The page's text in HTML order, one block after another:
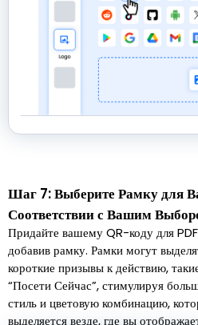
Шаг 7: Выберите Рамку для
Соответствии с Вашим
Придайте вашему QR-коду для
добавив рамку. Рамки могут
короткие призывы к действию,
“Посети Сейчас”, стимулируя
стиль и цветовую комбинацию,
выделяется везде, где вы